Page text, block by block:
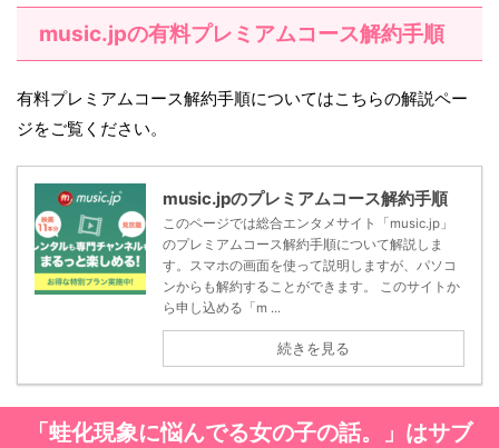
music.jpの有料プレミアムコース解約手順
有料プレミアムコース解約手順についてはこちらの解説ペー
ジをご覧ください。
music.jpのプレミアムコース解約手順
このページでは総合エンタメサイト「music.jp」
のプレミアムコース解約手順について解説しま
す。スマホの画面を使って説明しますが、パソコ
ンからも解約することができます。 このサイトか
ら申し込める「m ...
続きを見る
「蛙化現象に悩んでる女の子の話。」はサブ